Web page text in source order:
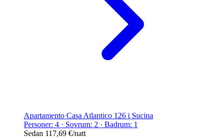
Apartamento Casa Atlantico 126 i Sucina
Personer: 4 · Sovrum: 2 · Badrum: 1
Sedan 117,69 €/natt